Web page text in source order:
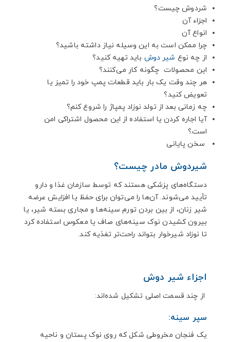
10. آیا اجاره کردن یا استفاده از شیردوش اشتراکی امن
است؟
11. سخن پایانی
شردوش چیست؟
اجزاء آن
انواع آن
چرا ممکن است به این وسیله نیاز داشته باشید؟
از چه نوع شير دوش باید تهیه کنید؟
این محصولات چگونه کار می‌کنند؟
هر چند وقت یک بار باید قطعات پمپ خود را تمیز یا
تعویض کنید؟
چه زمانی بعد از تولد نوزاد پمپاژ را شروع کنم؟
آیا اجاره کردن یا استفاده از این محصول اشتراکی امن
است؟
سخن پایانی
شیردوش مادر چیست؟
دستگاه‌های پزشکی هستند که توسط سازمان غذا و دارو
تأیید می‌شوند. آن‌ها را می‌توان برای حفظ یا افزایش عرضه
شیر زنان، از بین بردن تورم سینه‌ها و مجاری بسته شیر، یا
بیرون کشیدن نوک سینه‌های صاف یا معکوس استفاده کرد
تا نوزاد شیرخوار بتواند راحت‌تر تغذیه کند.
اجزاء شیر دوش
از چند قسمت اصلی تشکیل شده‌اند:
سپر سینه:
یک فنجان مخروطی شکل که روی نوک پستان و ناحیه